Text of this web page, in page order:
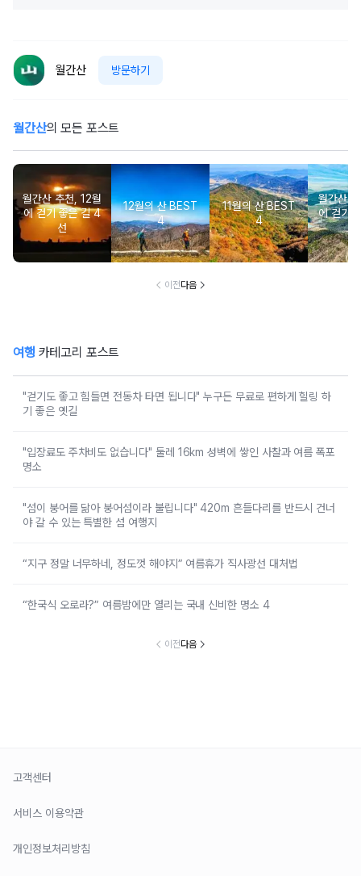
월간산 방문하기
월간산의 모든 포스트
월간산 추천, 12월
에 걷기 좋은 길 4
선
12월의 산 BEST
4
11월의 산 BEST
4
월간산
에 걷기
이전다음
여행 카테고리 포스트
"걷기도 좋고 힘들면 전동차 타면 됩니다" 누구든 무료로 편하게 힐링 하
기 좋은 옛길
"입장료도 주차비도 없습니다" 둘레 16km 성벽에 쌓인 사찰과 여름 폭포
명소
"섬이 붕어를 닮아 붕어섬이라 불립니다" 420m 흔들다리를 반드시 건너
야 갈 수 있는 특별한 섬 여행지
“지구 정말 너무하네, 정도껏 해야지” 여름휴가 직사광선 대처법
“한국식 오로라?” 여름밤에만 열리는 국내 신비한 명소 4
이전다음
고객센터
서비스 이용약관
개인정보처리방침